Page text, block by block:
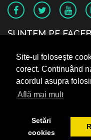
Site-ul folosește
corect. Continuând
acordul asupra
Află mai mult
Setări
cookies
SUNTEM PE